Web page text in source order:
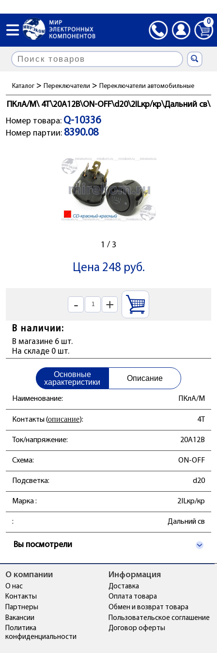
0
Каталог > Переключатели > Переключатели автомобильные
ПКлА/М\ 4T\20А12В\ON-OFF\d20\2ILкр/кр\Дальний св\
Номер товара: Q-10336
Номер партии: 8390.08
1 / 3
Цена 248 руб.
- +
В наличии:
В магазине 6 шт.
На складе 0 шт.
Основные
характеристики
Описание
Наименование: ПКлА/М
Контакты (описание): 4T
Ток/напряжение: 20А12В
Схема: ON-OFF
Подсветка: d20
Марка : 2ILкр/кр
: Дальний св
Вы посмотрели
О компании
О нас
Контакты
Партнеры
Вакансии
Политика
конфиденциальности
Информация
Доставка
Оплата товара
Обмен и возврат товара
Пользовательское соглашение
Договор оферты